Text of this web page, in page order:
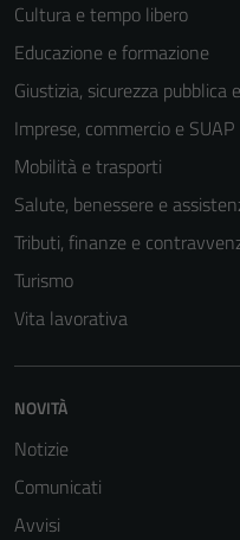
Cultura e tempo libero
Educazione e formazione
Giustizia, sicurezza pubblica
Imprese, commercio e SUAP
Mobilità e trasporti
Salute, benessere e
Tributi, finanze e
Turismo
Vita lavorativa
NOVITÀ
Notizie
Comunicati
Avvisi